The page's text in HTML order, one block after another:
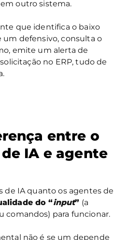
outro sistema.
que identifica o baixo
um defensivo, consulta o
emite um alerta de
no ERP, tudo de
entre o
IA e agente
de IA quanto os agentes de
do “input” (a
comandos) para funcionar.
não é se um depende